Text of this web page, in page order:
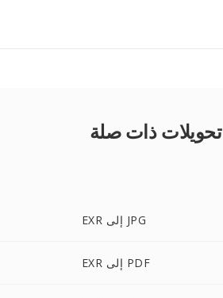
تحويلات ذات صلة
EXR إلى JPG
EXR إلى PDF